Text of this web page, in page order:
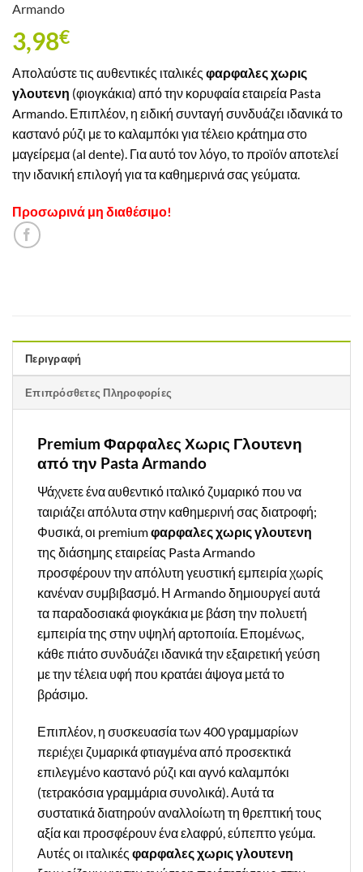
Armando
3,98€
Απολαύστε τις αυθεντικές ιταλικές φαρφαλες χωρις
γλουτενη (φιογκάκια) από την κορυφαία εταιρεία Pasta
Armando. Επιπλέον, η ειδική συνταγή συνδυάζει ιδανικά το
καστανό ρύζι με το καλαμπόκι για τέλειο κράτημα στο
μαγείρεμα (al dente). Για αυτό τον λόγο, το προϊόν αποτελεί
την ιδανική επιλογή για τα καθημερινά σας γεύματα.
Προσωρινά μη διαθέσιμο!
Περιγραφή
Επιπρόσθετες Πληροφορίες
Premium Φαρφαλες Χωρις Γλουτενη
από την Pasta Armando
Ψάχνετε ένα αυθεντικό ιταλικό ζυμαρικό που να
ταιριάζει απόλυτα στην καθημερινή σας διατροφή;
Φυσικά, οι premiumφαρφαλες χωρις γλουτενη
της διάσημης εταιρείας Pasta Armando
προσφέρουν την απόλυτη γευστική εμπειρία χωρίς
κανέναν συμβιβασμό. Η Armando δημιουργεί αυτά
τα παραδοσιακά φιογκάκια με βάση την πολυετή
εμπειρία της στην υψηλή αρτοποιία. Επομένως,
κάθε πιάτο συνδυάζει ιδανικά την εξαιρετική γεύση
με την τέλεια υφή που κρατάει άψογα μετά το
βράσιμο.
Επιπλέον, η συσκευασία των 400 γραμμαρίων
περιέχει ζυμαρικά φτιαγμένα από προσεκτικά
επιλεγμένο καστανό ρύζι και αγνό καλαμπόκι
(τετρακόσια γραμμάρια συνολικά). Αυτά τα
συστατικά διατηρούν αναλλοίωτη τη θρεπτική τους
αξία και προσφέρουν ένα ελαφρύ, εύπεπτο γεύμα.
Αυτές οι ιταλικές φαρφαλες χωρις γλουτενη